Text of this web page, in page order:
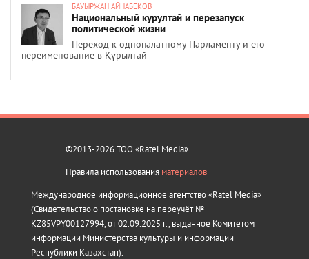
БАУЫРЖАН АЙНАБЕКОВ
Национальный курултай и перезапуск
политической жизни
Переход к однопалатному Парламенту и его
переименование в Құрылтай
©2013-2026 ТОО «Ratel Media»
Правила использования материалов
Международное информационное агентство «Ratel Media»
(Свидетельство о постановке на переучёт №
KZ85VPY00127994, от 02.09.2025 г., выданное Комитетом
информации Министерства культуры и информации
Республики Казахстан).